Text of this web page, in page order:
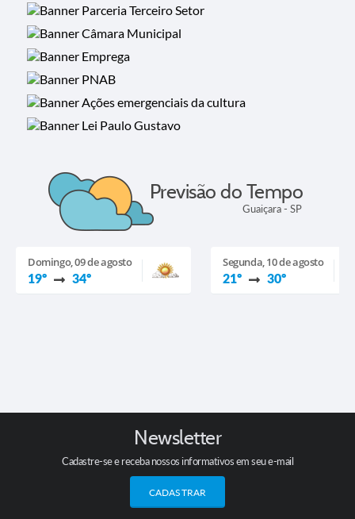
Previsão do Tempo
Guaiçara - SP
Domingo, 09 de agosto
19º 34º
Segunda, 10 de agosto
21º 30º
Newsletter
Cadastre-se e receba nossos informativos em seu e-mail
CADASTRAR